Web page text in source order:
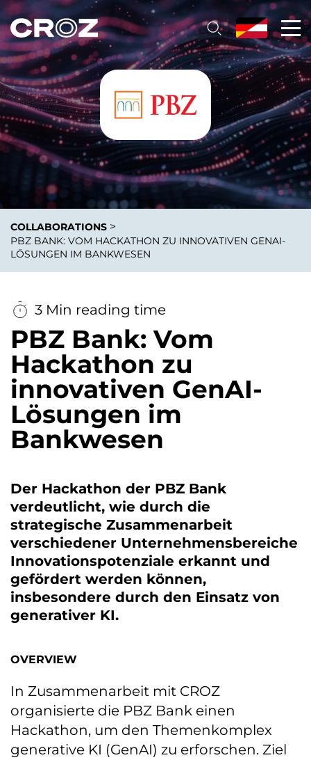
COLLABORATIONS >
PBZ BANK: VOM HACKATHON ZU INNOVATIVEN GENAI-
LÖSUNGEN IM BANKWESEN
3 Min reading time
PBZ Bank: Vom
Hackathon zu
innovativen GenAI-
Lösungen im
Bankwesen
Der Hackathon der PBZ Bank
verdeutlicht, wie durch die
strategische Zusammenarbeit
verschiedener Unternehmensbereiche
Innovationspotenziale erkannt und
gefördert werden können,
insbesondere durch den Einsatz von
generativer KI.
OVERVIEW
In Zusammenarbeit mit CROZ
organisierte die PBZ Bank einen
Hackathon, um den Themenkomplex
generative KI (GenAI) zu erforschen. Ziel